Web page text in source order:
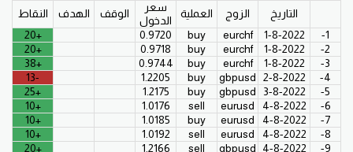
التاريخ الزوج العملية
سعر
الدخول
الوقف الهدف
النقاط
1-
1-8-2022
eurchf
buy
0.9720
+20
2-
1-8-2022
eurchf
buy
0.9718
+20
3-
1-8-2022
eurchf
buy
0.9744
+38
4-
2-8-2022
gbpusd
buy
1.2205
-13
5-
3-8-2022
gbpusd
buy
1.2175
+25
6-
4-8-2022
eurusd
sell
1.0176
+10
7-
4-8-2022
eurusd
buy
1.0185
+10
8-
4-8-2022
eurusd
sell
1.0192
+10
9-
4-8-2022
gbpusd
sell
1.2166
+20